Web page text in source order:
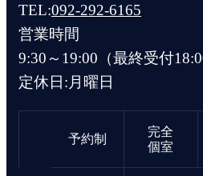
TEL:092-292-6165
営業時間
9:30～19:00（最終受付
定休日:月曜日
予約制
完全
個室